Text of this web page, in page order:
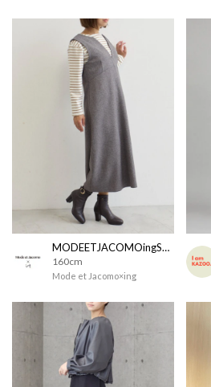
MODEETJACOMOingSTAFF
160cm
Mode et Jacomo×ing